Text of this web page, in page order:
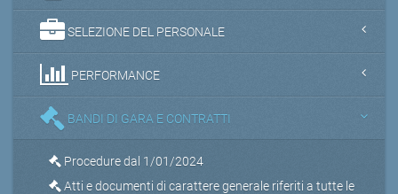
SELEZIONE DEL PERSONALE
PERFORMANCE
BANDI DI GARA E CONTRATTI
Procedure dal 1/01/2024
Atti e documenti di carattere generale riferiti a tutte le